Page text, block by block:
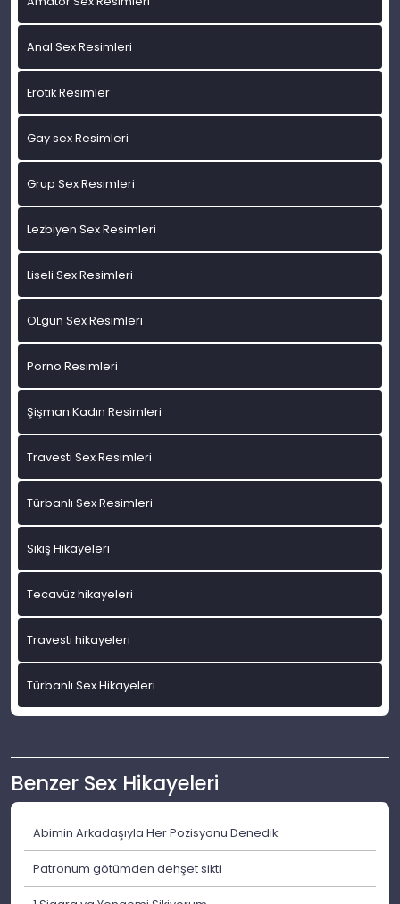
Anal Sex Resimleri
Erotik Resimler
Gay sex Resimleri
Grup Sex Resimleri
Lezbiyen Sex Resimleri
Liseli Sex Resimleri
OLgun Sex Resimleri
Porno Resimleri
Şişman Kadın Resimleri
Travesti Sex Resimleri
Türbanlı Sex Resimleri
Sikiş Hikayeleri
Tecavüz hikayeleri
Travesti hikayeleri
Türbanlı Sex Hikayeleri
Benzer Sex Hikayeleri
Abimin Arkadaşıyla Her Pozisyonu Denedik
Patronum götümden dehşet sikti